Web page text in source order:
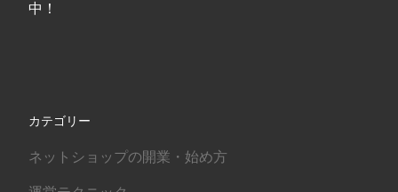
中！
カテゴリー
ネットショップの開業・始め方